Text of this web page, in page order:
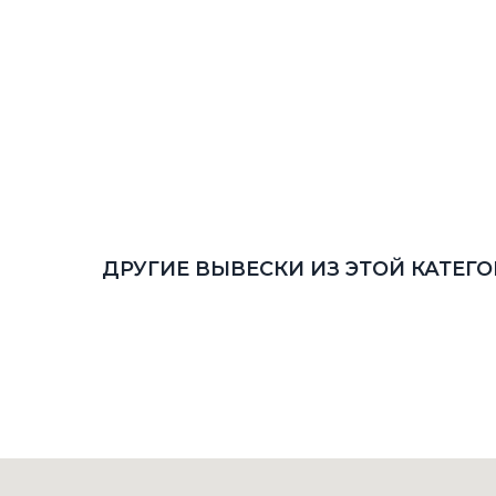
ДРУГИЕ ВЫВЕСКИ ИЗ ЭТОЙ